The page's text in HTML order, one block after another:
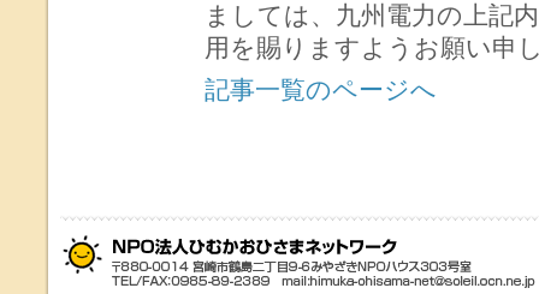
ましては、九州電力の上記
用を賜りますようお願い申
記事一覧のページへ